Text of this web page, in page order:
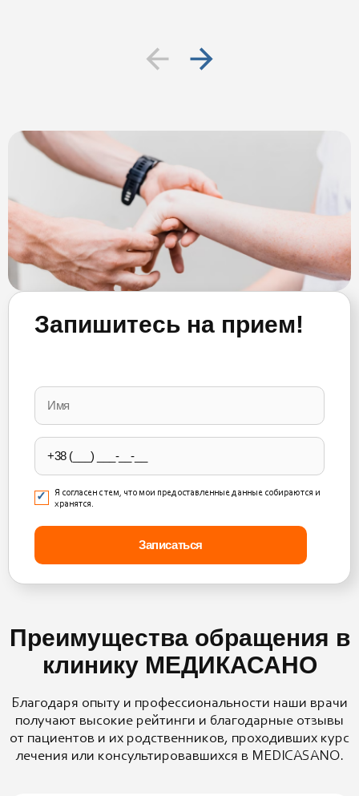
Запишитесь на прием!
leave
this
field
empty.
Я согласен с тем, что мои предоставленные данные собираются и
хранятся.
Преимущества обращения в
клинику МЕДИКАСАНО
Благодаря опыту и профессиональности наши врачи
получают высокие рейтинги и благодарные отзывы
от пациентов и их родственников, проходивших курс
лечения или консультировавшихся в MEDICASANO.